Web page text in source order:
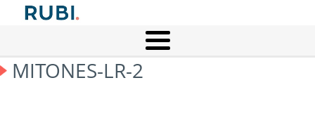
MITONES-LR-2